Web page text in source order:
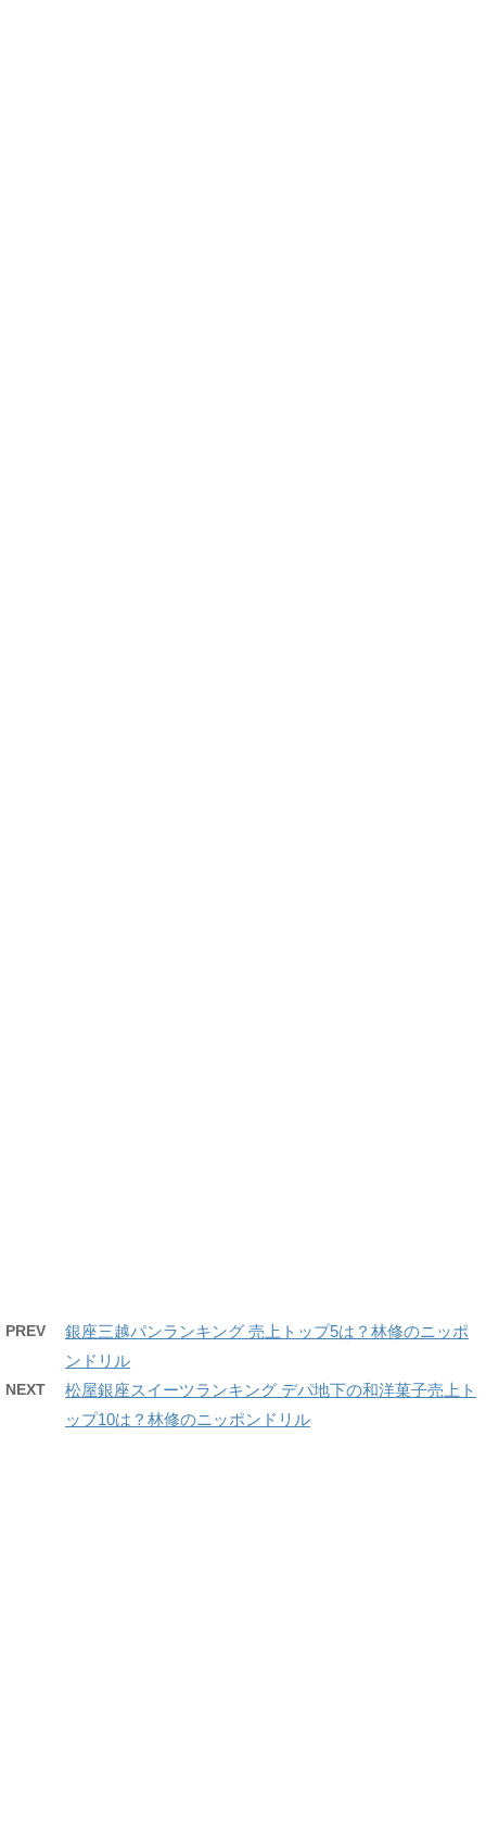
PREV
銀座三越パンランキング 売上トップ5は？林修のニッポ
ンドリル
NEXT
松屋銀座スイーツランキング デパ地下の和洋菓子売上ト
ップ10は？林修のニッポンドリル